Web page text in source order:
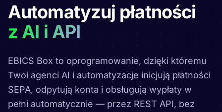
Automatyzuj płatności
z AI i API
EBICS Box to oprogramowanie, dzięki któremu
Twoi agenci AI i automatyzacje inicjują płatności
SEPA, odpytują konta i obsługują wypłaty w
pełni automatycznie — przez REST API, bez